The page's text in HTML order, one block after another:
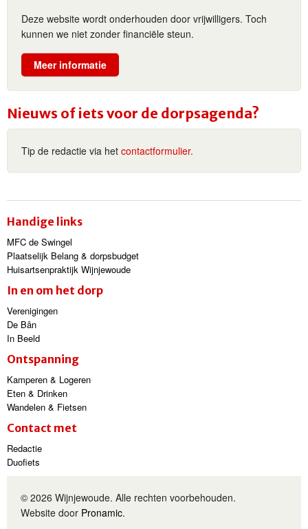
Deze website wordt onderhouden door vrijwilligers. Toch
kunnen we niet zonder financiële steun.
Meer informatie
Nieuws of iets voor de dorpsagenda?
Tip de redactie via het contactformulier.
Handige links
MFC de Swingel
Plaatselijk Belang & dorpsbudget
Huisartsenpraktijk Wijnjewoude
In en om het dorp
Verenigingen
De Bân
In Beeld
Ontspanning
Kamperen & Logeren
Eten & Drinken
Wandelen & Fietsen
Contact met
Redactie
Duofiets
© 2026 Wijnjewoude. Alle rechten voorbehouden.
Website door Pronamic.